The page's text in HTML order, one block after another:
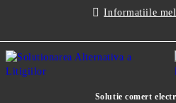
Informatiile
Solutie comert